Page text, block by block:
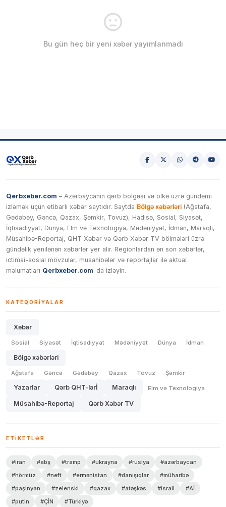
Bu gün heç bir yeni xəbər yayımlanmadı
Qerbxeber.com – Azərbaycanın qərb bölgəsi və ölkə üzrə gündəmi
izləmək üçün etibarlı xəbər saytıdır. Saytda Bölgə xəbərləri (Ağstafa,
Gədəbəy, Gəncə, Qazax, Şəmkir, Tovuz), Hadisə, Sosial, Siyasət,
İqtisadiyyat, Dünya, Elm və Texnologiya, Mədəniyyət, İdman, Maraqlı,
Müsahibə-Reportaj, QHT Xəbər və Qərb Xəbər TV bölmələri üzrə
gündəlik yenilənən xəbərlər yer alır. Regionlardan ən son xəbərlər,
ictimai-sosial mövzular, müsahibələr və reportajlar ilə aktual
məlumatları Qerbxeber.com-da izləyin.
KATEQORIYALAR
Xəbər
Sosial Siyasət İqtisadiyyat Mədəniyyət Dünya İdman
Bölgə xəbərləri
Ağstafa Gəncə Gədəbəy Qazax Tovuz Şəmkir
Yazarlar Qərb QHT-lərİ Maraqlı Elm və Texnologiya
Müsahibə-Reportaj Qərb Xəbər TV
ETIKETLƏR
#iran #abş #tramp #ukrayna #rusiya
#azərbaycan
#hörmüz
#neft #ermənistan #danışıqlar
#müharibə
#paşinyan
#zelenski #qazax #atəşkəs #israil
#Aİ
#putin
#ÇİN #Türkiyə